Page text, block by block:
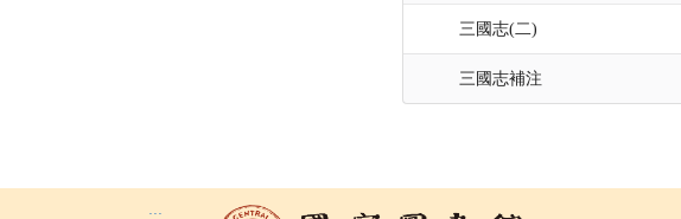
三國志(二)
三國志補注